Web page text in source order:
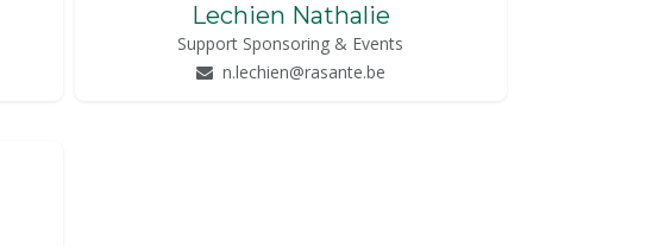
Lechien Nathalie
Support Sponsoring & Events
n.lechien@rasante.be